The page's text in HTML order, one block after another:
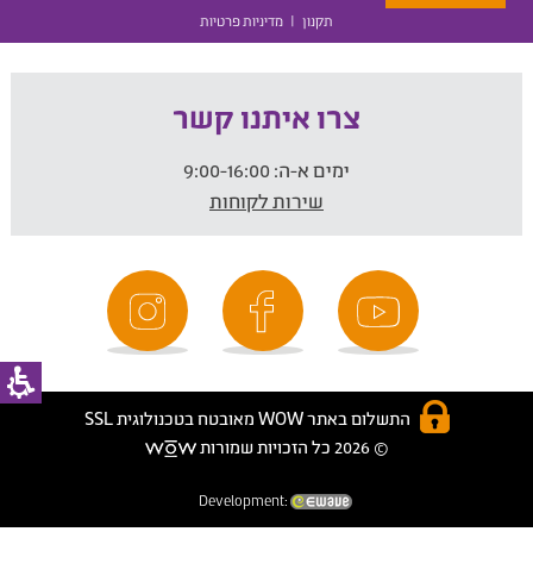
תקנון | מדיניות פרטיות
צרו איתנו קשר
ימים א-ה:
שירות לקוחות
התשלום באתר WOW מאובטח בטכנולוגית SSL
© 2026 כל הזכויות שמורות
Development: